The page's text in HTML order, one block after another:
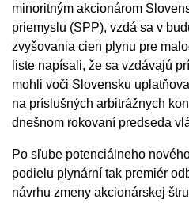
minoritným akcionárom
priemyslu (SPP), vzdá sa v
zvyšovania cien plynu pre
liste napísali, že sa vzdávajú
mohli voči Slovensku
na príslušných arbitrážnych
dnešnom rokovaní predseda
Po sľube potenciálneho
podielu plynární tak premiér
návrhu zmeny akcionárskej